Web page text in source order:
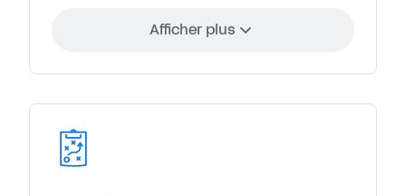
Afficher plus